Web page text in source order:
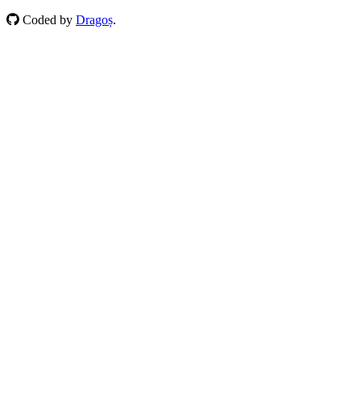
Coded by Dragoș.